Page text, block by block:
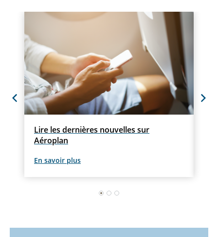
Previous
Lire les dernières nouvelles sur
Aéroplan
En savoir plus
Next
1 2 3